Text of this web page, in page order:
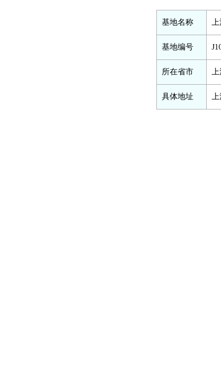
基地名称
基地编号
所在省市
具体地址